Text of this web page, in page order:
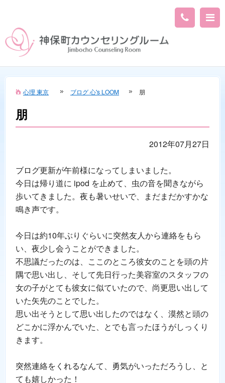
心理 東京 ブログ 心's LOOM 朋
朋
2012年07月27日
ブログ更新が午前様になってしまいました。
今日は帰り道に ipod を止めて、虫の音を聞きながら
歩いてきました。夜も暑いせいで、まだまだかすかな
鳴き声です。
今日は約10年ぶりぐらいに突然友人から連絡をもら
い、夜少し会うことができました。
不思議だったのは、ここのところ彼女のことを頭の片
隅で思い出し、そして先日行った美容室のスタッフの
女の子がとても彼女に似ていたので、尚更思い出して
いた矢先のことでした。
思い出そうとして思い出したのではなく、漠然と頭の
どこかに浮かんでいた、とでも言ったほうがしっくり
きます。
突然連絡をくれるなんて、勇気がいっただろうし、と
ても嬉しかった！